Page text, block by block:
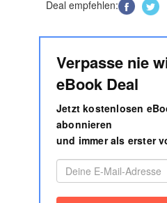
Deal empfehlen:
Verpasse nie
eBook Deal
Jetzt kostenlosen
abonnieren
und immer als erster